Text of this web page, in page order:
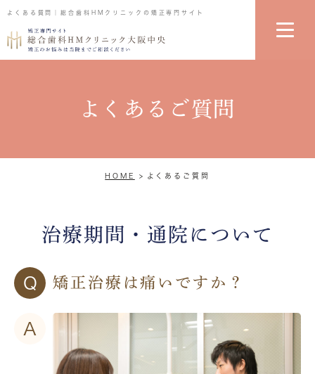
よくある質問｜総合歯科HMクリニックの矯正専門サイト
よくあるご質問
HOME よくあるご質問
治療期間・通院について
Q 矯正治療は痛いですか？
A